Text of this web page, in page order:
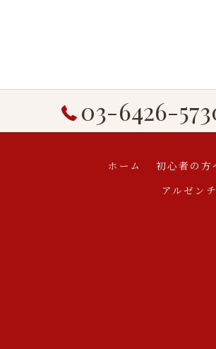
03-6426-
ホーム 初心者の方
アルゼン